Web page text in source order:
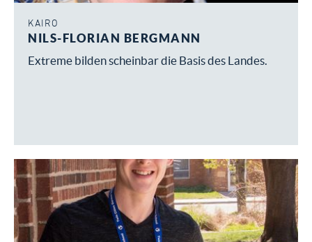
KAIRO
NILS-FLORIAN BERGMANN
Extreme bilden scheinbar die Basis des Landes.